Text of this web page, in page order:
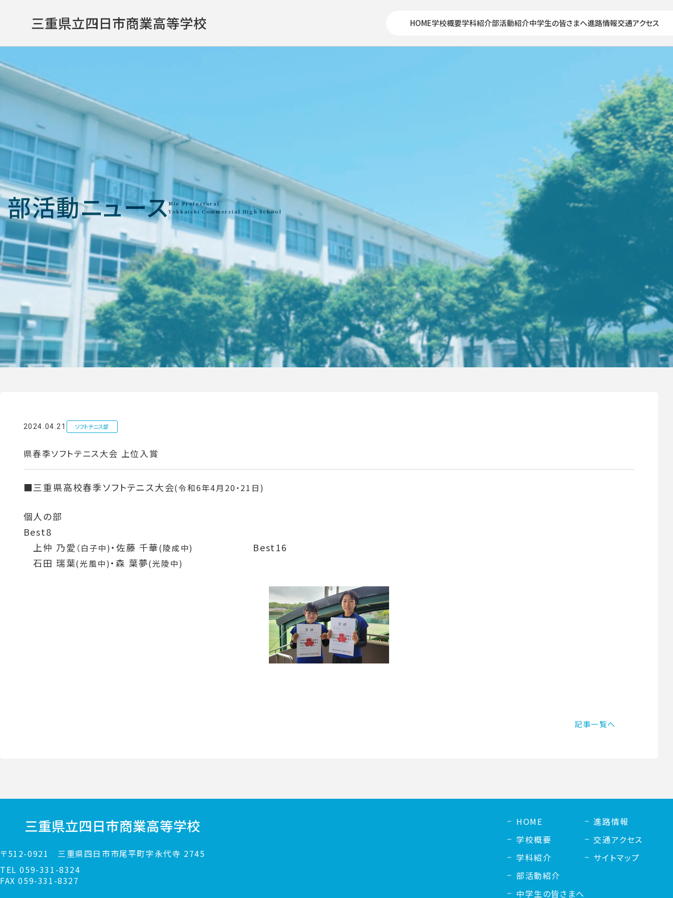
三重県立四日市商業高等学校 HOME学校概要学科紹介部活動紹介中学生の皆さまへ進路情報交通アクセス
部活動ニュース
2024.04.21 ソフトテニス部
県春季ソフトテニス大会 上位入賞
■三重県高校春季ソフトテニス大会(令和6年4月20・21日)
個人の部
Best8
上仲 乃愛 （白子中) ・佐藤 千華(陵成中)
Best16
石田 瑞葉(光風中) ・森 葉夢(光陵中)
記事一覧へ
三重県立四日市商業高等学校
〒512-0921
三重県四日市市尾平町字永代寺 2745
TEL059-331-8324
FAX 059-331-8327
HOME
学校概要
学科紹介
部活動紹介
中学生の皆さまへ
進路情報
交通アクセス
サイトマップ